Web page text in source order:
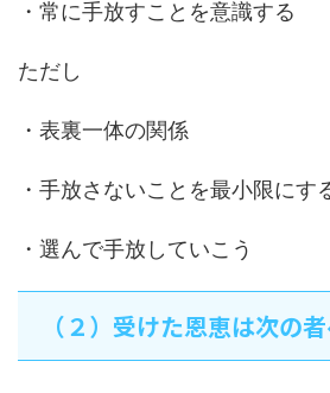
・常に手放すことを意識する
ただし
・表裏一体の関係
・手放さないことを最小限にす
・選んで手放していこう
（２）受けた恩恵は次の